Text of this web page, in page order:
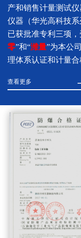
产和销售计量测试
仪器（华光高科技
已获批准专利三项
零”和“潍量”为本公
理体系认证和计量合
查看更多